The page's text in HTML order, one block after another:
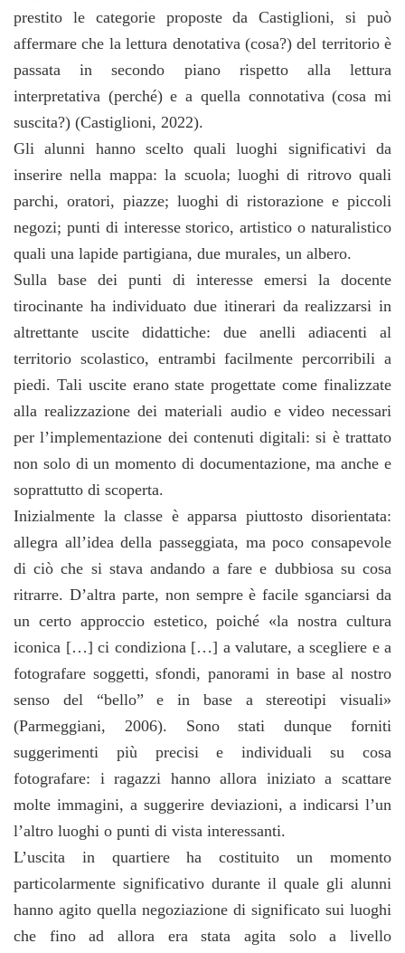
prestito le categorie proposte da Castiglioni, si può
affermare che la lettura denotativa (cosa?) del territorio è
passata in secondo piano rispetto alla lettura
interpretativa (perché) e a quella connotativa (cosa mi
suscita?) (Castiglioni, 2022).
Gli alunni hanno scelto quali luoghi significativi da
inserire nella mappa: la scuola; luoghi di ritrovo quali
parchi, oratori, piazze; luoghi di ristorazione e piccoli
negozi; punti di interesse storico, artistico o naturalistico
quali una lapide partigiana, due murales, un albero.
Sulla base dei punti di interesse emersi la docente
tirocinante ha individuato due itinerari da realizzarsi in
altrettante uscite didattiche: due anelli adiacenti al
territorio scolastico, entrambi facilmente percorribili a
piedi. Tali uscite erano state progettate come finalizzate
alla realizzazione dei materiali audio e video necessari
per l’implementazione dei contenuti digitali: si è trattato
non solo di un momento di documentazione, ma anche e
soprattutto di scoperta.
Inizialmente la classe è apparsa piuttosto disorientata:
allegra all’idea della passeggiata, ma poco consapevole
di ciò che si stava andando a fare e dubbiosa su cosa
ritrarre. D’altra parte, non sempre è facile sganciarsi da
un certo approccio estetico, poiché «la nostra cultura
iconica […] ci condiziona […] a valutare, a scegliere e a
fotografare soggetti, sfondi, panorami in base al nostro
senso del “bello” e in base a stereotipi visuali»
(Parmeggiani, 2006). Sono stati dunque forniti
suggerimenti più precisi e individuali su cosa
fotografare: i ragazzi hanno allora iniziato a scattare
molte immagini, a suggerire deviazioni, a indicarsi l’un
l’altro luoghi o punti di vista interessanti.
L’uscita in quartiere ha costituito un momento
particolarmente significativo durante il quale gli alunni
hanno agito quella negoziazione di significato sui luoghi
che fino ad allora era stata agita solo a livello